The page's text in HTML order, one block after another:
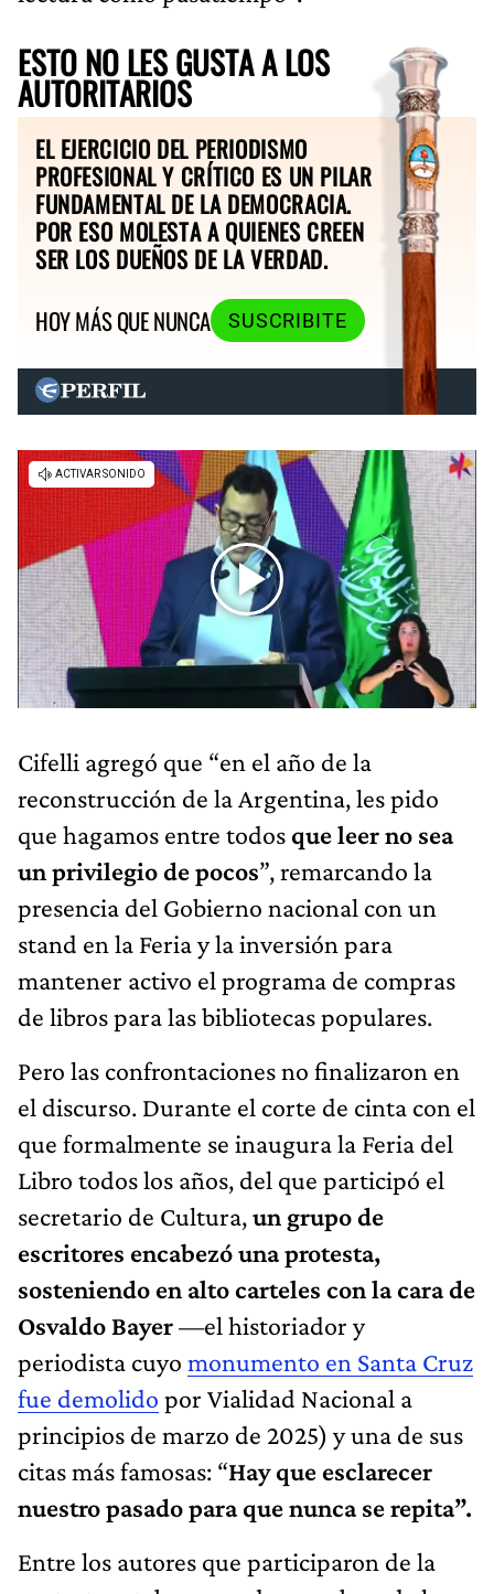
ESTO NO LES GUSTA A LOS
AUTORITARIOS
EL EJERCICIO DEL PERIODISMO
PROFESIONAL Y CRÍTICO ES UN PILAR
FUNDAMENTAL DE LA DEMOCRACIA.
POR ESO MOLESTA A QUIENES CREEN
SER LOS DUEÑOS DE LA VERDAD.
HOY MÁS QUE NUNCA
SUSCRIBITE
Cifelli agregó que “en el año de la
reconstrucción de la Argentina, les pido
que hagamos entre todos que leer no sea
un privilegio de pocos”, remarcando la
presencia del Gobierno nacional con un
stand en la Feria y la inversión para
mantener activo el programa de compras
de libros para las bibliotecas populares.
Pero las confrontaciones no finalizaron en
el discurso. Durante el corte de cinta con el
que formalmente se inaugura la Feria del
Libro todos los años, del que participó el
secretario de Cultura,un grupo de
escritores encabezó una protesta,
sosteniendo en alto carteles con la cara de
Osvaldo Bayer—el historiador y
periodista cuyo monumento en Santa Cruz
fue demolido por Vialidad Nacional a
principios de marzo de 2025) y una de sus
citas más famosas: “Hay que esclarecer
nuestro pasado para que nunca se repita”.
Entre los autores que participaron de la